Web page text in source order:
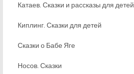
Катаев. Сказки и рассказы для детей
Киплинг. Сказки для детей
Сказки о Бабе Яге
Носов. Сказки